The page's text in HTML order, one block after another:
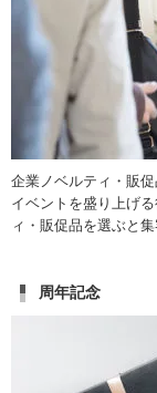
企業ノベルティ・販
イベントを盛り上げ
ィ・販促品を選ぶと
周年記念